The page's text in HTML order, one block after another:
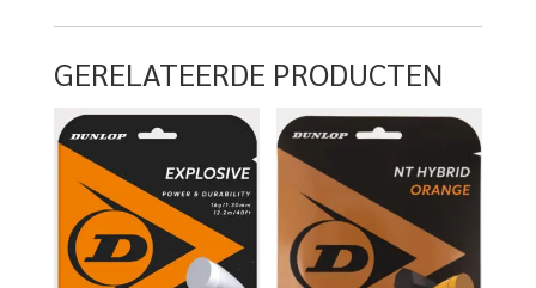
GERELATEERDE PRODUCTEN